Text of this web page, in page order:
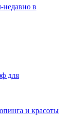
недавно в
и красоты